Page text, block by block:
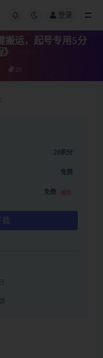
登录
搬运，起号专用5分
28
28积分
免费
免费 推荐
载